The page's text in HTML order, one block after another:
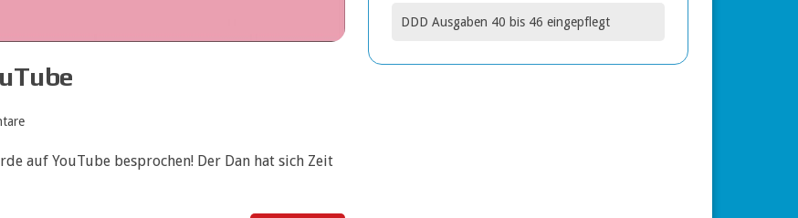
auf YouTube besprochen! Der Dan hat sich Zeit
DDD Ausgaben 40 bis 46 eingepflegt